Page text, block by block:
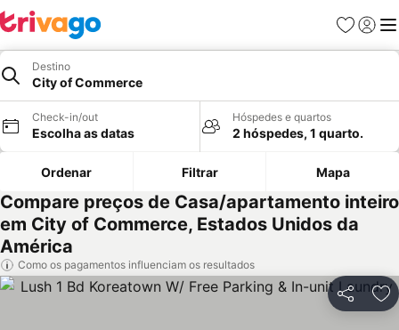
Favoritos
Iniciar
Destino
City of Commerce
Check-in/out
Escolha as datas
Hóspedes e quartos
2 hóspedes, 1 quarto.
Ordenar Filtrar Mapa
Compare preços de Casa/apartamento inteiro
em City of Commerce, Estados Unidos da
América
Como os pagamentos influenciam os resultados
Partilhar